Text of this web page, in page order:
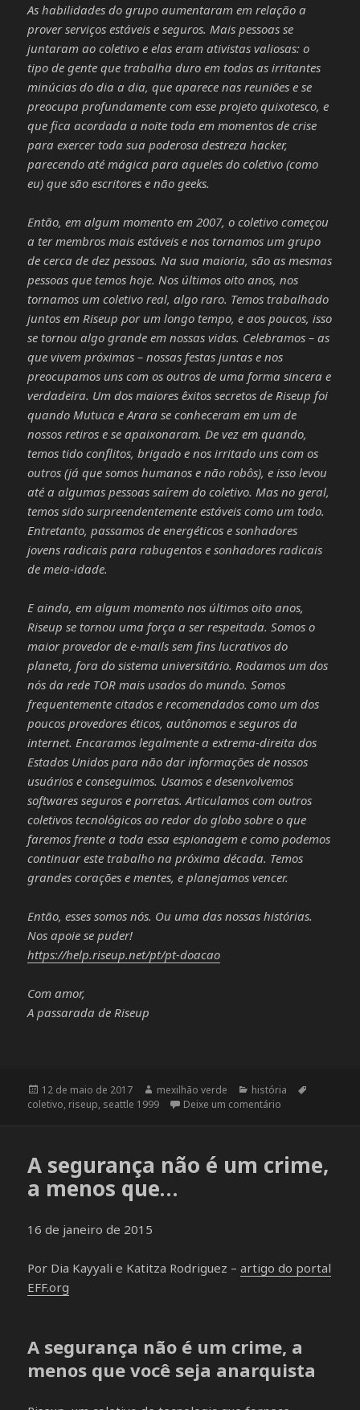
As habilidades do grupo aumentaram em relação a
prover serviços estáveis e seguros. Mais pessoas se
juntaram ao coletivo e elas eram ativistas valiosas: o
tipo de gente que trabalha duro em todas as irritantes
minúcias do dia a dia, que aparece nas reuniões e se
preocupa profundamente com esse projeto quixotesco, e
que fica acordada a noite toda em momentos de crise
para exercer toda sua poderosa destreza hacker,
parecendo até mágica para aqueles do coletivo (como
eu) que são escritores e não geeks.
Então, em algum momento em 2007, o coletivo começou
a ter membros mais estáveis e nos tornamos um grupo
de cerca de dez pessoas. Na sua maioria, são as mesmas
pessoas que temos hoje. Nos últimos oito anos, nos
tornamos um coletivo real, algo raro. Temos trabalhado
juntos em Riseup por um longo tempo, e aos poucos, isso
se tornou algo grande em nossas vidas. Celebramos – as
que vivem próximas – nossas festas juntas e nos
preocupamos uns com os outros de uma forma sincera e
verdadeira. Um dos maiores êxitos secretos de Riseup foi
quando Mutuca e Arara se conheceram em um de
nossos retiros e se apaixonaram. De vez em quando,
temos tido conflitos, brigado e nos irritado uns com os
outros (já que somos humanos e não robôs), e isso levou
até a algumas pessoas saírem do coletivo. Mas no geral,
temos sido surpreendentemente estáveis como um todo.
Entretanto, passamos de energéticos e sonhadores
jovens radicais para rabugentos e sonhadores radicais
de meia-idade.
E ainda, em algum momento nos últimos oito anos,
Riseup se tornou uma força a ser respeitada. Somos o
maior provedor de e-mails sem fins lucrativos do
planeta, fora do sistema universitário. Rodamos um dos
nós da rede TOR mais usados do mundo. Somos
frequentemente citados e recomendados como um dos
poucos provedores éticos, autônomos e seguros da
internet. Encaramos legalmente a extrema-direita dos
Estados Unidos para não dar informações de nossos
usuários e conseguimos. Usamos e desenvolvemos
softwares seguros e porretas. Articulamos com outros
coletivos tecnológicos ao redor do globo sobre o que
faremos frente a toda essa espionagem e como podemos
continuar este trabalho na próxima década. Temos
grandes corações e mentes, e planejamos vencer.
Então, esses somos nós. Ou uma das nossas histórias.
Nos apoie se puder!
https://help.riseup.net/pt/pt-doacao
Com amor,
A passarada de Riseup
Publicado
em
12 de maio de 2017 Autor
mexilhão verde Categorias
história
coletivo, riseup, seattle 1999 Deixe um comentário
A segurança não é um crime,
a menos que…
16 de janeiro de 2015
Por Dia Kayyali e Katitza Rodriguez –artigo do portal
EFF.org
A segurança não é um crime, a
menos que você seja anarquista